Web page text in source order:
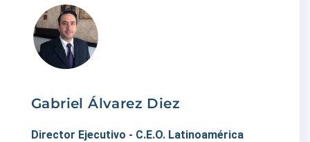
Gabriel Álvarez Diez
Director Ejecutivo - C.E.O. Latinoamérica